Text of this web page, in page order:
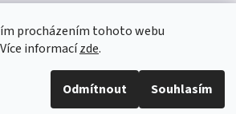
procházením tohoto webu
informacízde.
Odmítnout Souhlasím